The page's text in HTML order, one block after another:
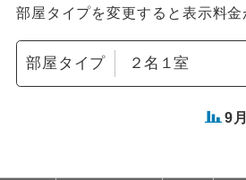
部屋タイプを変更すると表示料金
部屋タイプ
9